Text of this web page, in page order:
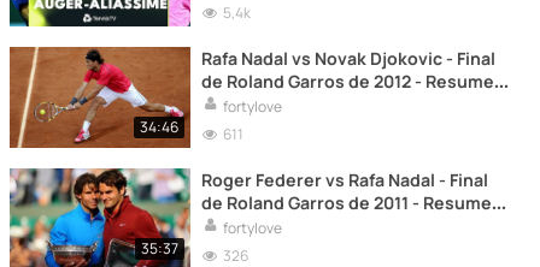
5,4k
34:46
Rafa Nadal vs Novak Djokovic - Final
de Roland Garros de 2012 - Resumen
Completo
fortylove
611
35:37
Roger Federer vs Rafa Nadal - Final
de Roland Garros de 2011 - Resumen
Completo
fortylove
326